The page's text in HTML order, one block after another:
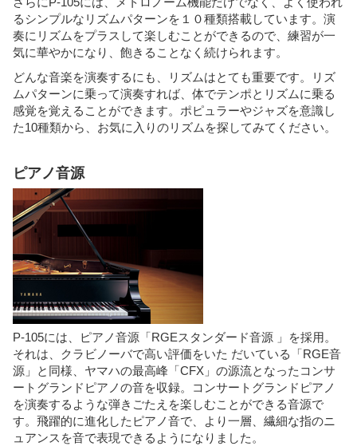
るシンプルなリズムパターンを１０種類搭載しています。演
奏にリズムをプラスして楽しむことができるので、練習が一
気に華やかになり、飽きることなく続けられます。
どんな音楽を演奏するにも、リズムはとても重要です。リズ
ムパターンに乗って演奏すれば、体でテンポとリズムに乗る
感覚を覚えることができます。ポピュラーやジャズを意識し
た10種類から、お気に入りのリズムを探してみてください。
ピアノ音源
P-105には、ピアノ音源「RGEスタンダード音源 」を採用。
それは、クラビノーバで高い評価をいた だいている「RGE音
源」と同様、ヤマハの最高峰「CFX」の源流となったコンサ
ートグランドピアノの音を収録。コンサートグランドピアノ
を演奏するような弾きごたえを楽しむことができる音源で
す。飛躍的に進化したピアノ音で、より一層、繊細な指のニ
ュアンスを音で表現できるようになりました。